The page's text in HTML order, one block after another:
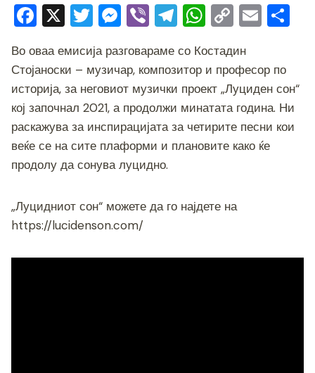
F
c
e
b
o
o
k
X T
wi
tt
er
M
ss
e
n
g
er
Vi
er
T
e
gr
a
m
W
at
s
A
p
p
C
p
y
Li
n
k
E
ai
l e
Во оваа емисија разговараме со Костадин
Стојаноски – музичар, композитор и професор по
историја, за неговиот музички проект „Луциден сон“
кој започнал 2021, а продолжи минатата година. Ни
раскажува за инспирацијата за четирите песни кои
веќе се на сите плаформи и плановите како ќе
продолу да сонува луцидно.
„Луцидниот сон“ можете да го најдете на
https://lucidenson.com/